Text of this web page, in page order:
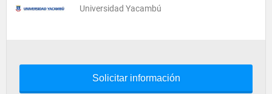
Universidad Yacambú
Solicitar información